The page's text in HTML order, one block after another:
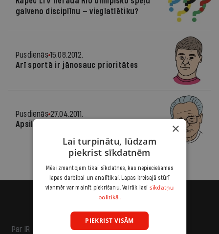
galveno disciplīnu — vieglatlētiku?
Pusdienās 15.08.2012.
Arī sportā ir jānosauc prioritātes
Pusdienās 27.04.2011.
Apsildāmā grīda — obligāti!
Par IR
×
Lai turpinātu, lūdzam
piekrist sīkdatnēm
Mēs izmantojam tikai sīkdatnes, kas nepieciešamas
lapas darbībai un analītikai. Lapas kreisajā stūrī
vienmēr var mainīt piekrišanu. Vairāk lasi sīkdatņu
politikā.
PIEKRIST VISĀM